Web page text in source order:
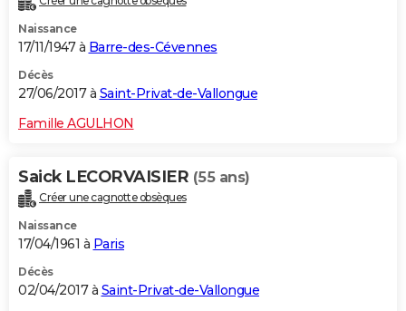
Naissance
17/11/1947 à Barre-des-Cévennes
Décès
27/06/2017 à Saint-Privat-de-Vallongue
Famille AGULHON
Saick LECORVAISIER (55 ans)
Créer une cagnotte obsèques
Naissance
17/04/1961 à Paris
Décès
02/04/2017 à Saint-Privat-de-Vallongue